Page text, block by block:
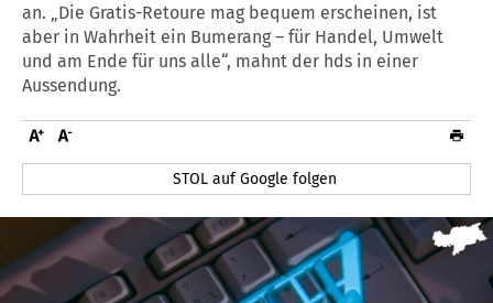
an. „Die Gratis-Retoure mag bequem erscheinen, ist
aber in Wahrheit ein Bumerang – für Handel, Umwelt
und am Ende für uns alle“, mahnt der hds in einer
Aussendung.
STOL auf Google folgen